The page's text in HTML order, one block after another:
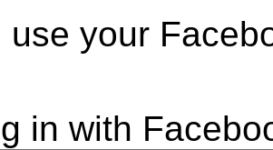
use your
in with